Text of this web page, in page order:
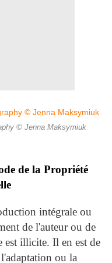
© Jenna Maksymiuk
de la Propriété
intégrale ou
de l'auteur ou de
est illicite. Il en est de
ou la